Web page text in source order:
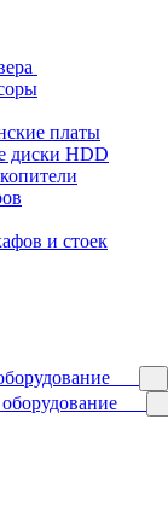
платы
диски HDD
и стоек